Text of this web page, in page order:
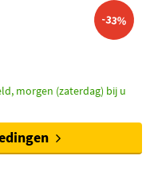
-33%
morgen (zaterdag) bij u